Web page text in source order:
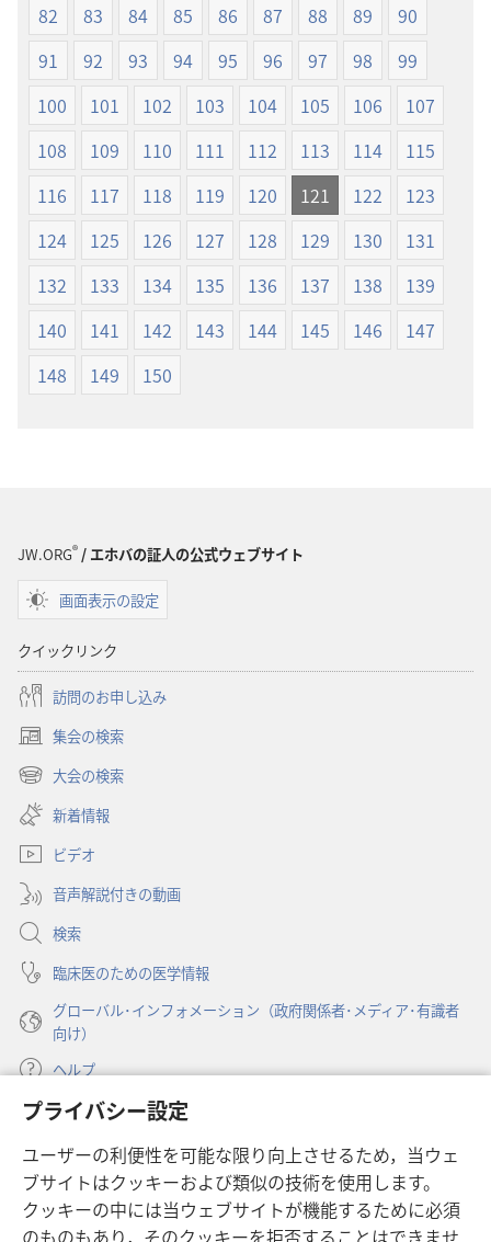
プライバシー設定
ユーザーの利便性を可能な限り向上させるため，当ウェ
ブサイトはクッキーおよび類似の技術を使用します。
クッキーの中には当ウェブサイトが機能するために必須
のものもあり，そのクッキーを拒否することはできませ
82
83 84 85 86 87 88 89
90
91
92 93 94 95 96 97 98
99
100
101 102 103 104 105 106
107
108
109 110 111 112 113 114
115
116
117 118 119 120 121 122
123
124
125 126 127 128 129 130
131
132
133 134 135 136 137 138
139
140
141 142 143 144 145 146
147
148
149 150
JW.ORG®/ エホバの証人の公式ウェブサイト
画面表示の設定
クイックリンク
訪問のお申し込み
集会の検索
（新
し
タ
で
開
く）
大会の検索
（新
し
い
タ
ブ
で
開
く）
新着情報
ビデオ
音声解説付きの動画
検索
臨床医のための医学情報
グローバル･インフォメーション（政府関係者･メディア･有識者
向け）
ヘルプ
寄付
し
い
タ
ブ
ものみの塔 オンライン・ライブラリー
（新
し
JW Hub ®